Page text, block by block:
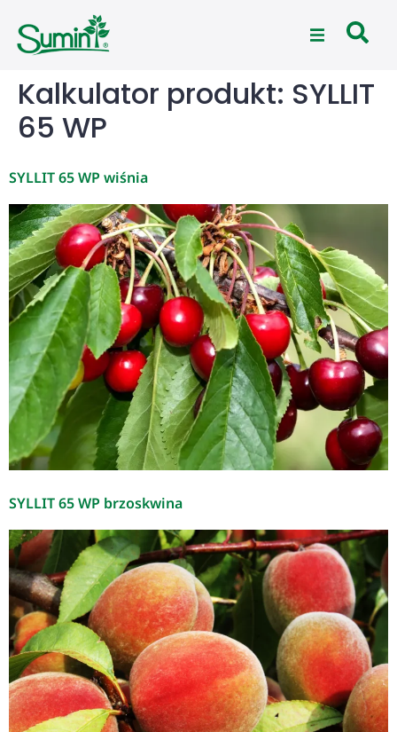
Kalkulator produkt: SYLLIT
65 WP
SYLLIT 65 WP wiśnia
SYLLIT 65 WP brzoskwina